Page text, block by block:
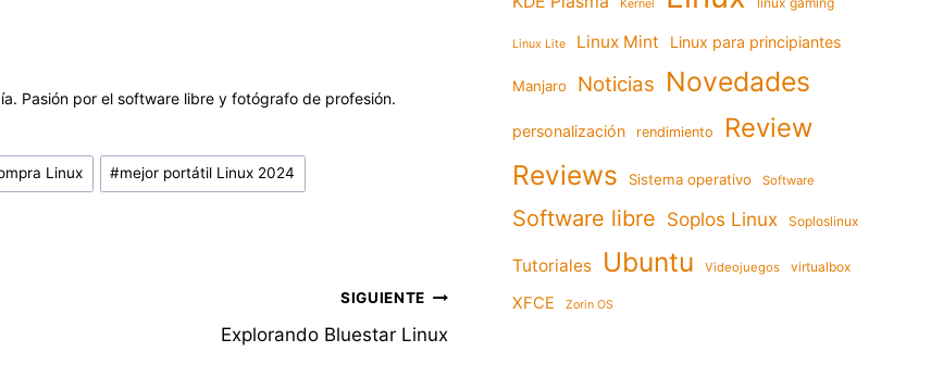
Pasión por el software libre y fotógrafo de profesión.
Linux #mejor portátil Linux 2024
SIGUIENTE
Explorando Bluestar Linux
Kernel
Linux Lite Linux Mint Linux para principiantes
Manjaro Noticias Novedades
personalización rendimiento Review
Reviews Sistema operativo Software
Software libre Soplos Linux Soploslinux
Tutoriales Ubuntu Videojuegos virtualbox
XFCE Zorin OS